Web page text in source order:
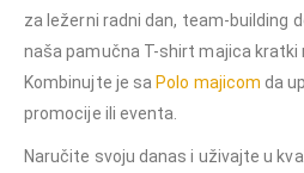
za ležerni radni dan, team-building
naša pamučna T-shirt majica kratki
Kombinujte je sa Polo majicom da
promocije ili eventa.
Naručite svoju danas i uživajte u